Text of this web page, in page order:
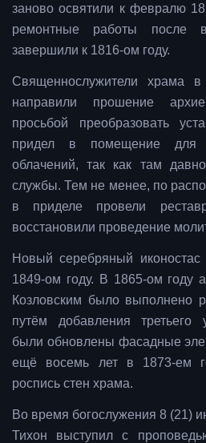
заново освятили к февралю
ремонтные работы после
завершили к 1816-ом году.
Священнослужители храма в
направили прошение
просьбой преобразовать
придел в помещение для
облачений, так как там
службы. Тем не менее, по
в приделе провели
восстановили проведение
Новый серебряный
1849-ом году. В 1865-ом году
Козловским было выполнено
путём добавления третьего
были обновлены фасадные
ещё восемь лет в 1873-ем
роспись стен храма.
Во время богослужения 8 (21)
Тихон выступил с